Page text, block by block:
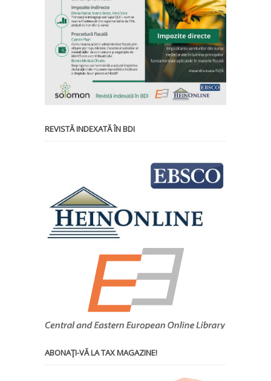
REVISTĂ INDEXATĂ ÎN BDI
ABONAŢI-VĂ LA TAX MAGAZINE!